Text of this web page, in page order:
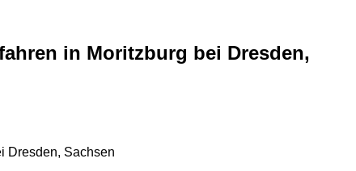
in Moritzburg bei Dresden,
Dresden, Sachsen